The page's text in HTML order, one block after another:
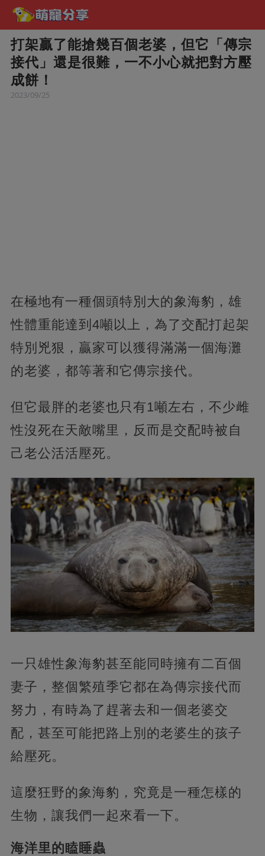
打架贏了能搶幾百個老婆，但它「傳宗
接代」還是很難，一不小心就把對方壓
成餅！
2023/09/25
在極地有一種個頭特別大的象海豹，雄
性體重能達到4噸以上，為了交配打起架
特別兇狠，贏家可以獲得滿滿一個海灘
的老婆，都等著和它傳宗接代。
但它最胖的老婆也只有1噸左右，不少雌
性沒死在天敵嘴里，反而是交配時被自
己老公活活壓死。
一只雄性象海豹甚至能同時擁有二百個
妻子，整個繁殖季它都在為傳宗接代而
努力，有時為了趕著去和一個老婆交
配，甚至可能把路上別的老婆生的孩子
給壓死。
這麼狂野的象海豹，究竟是一種怎樣的
生物，讓我們一起來看一下。
海洋里的瞌睡蟲